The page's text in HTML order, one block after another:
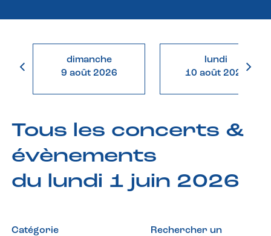
dimanche
9 août 2026
lundi
10 août 2026
Tous les concerts &
évènements
du lundi 1 juin 2026
Catégorie
Rechercher un